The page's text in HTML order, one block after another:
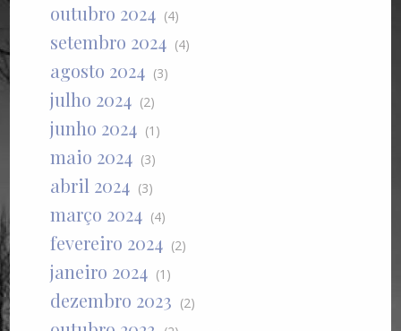
outubro 2024 (4)
setembro 2024 (4)
agosto 2024 (3)
julho 2024 (2)
junho 2024 (1)
maio 2024 (3)
abril 2024 (3)
março 2024 (4)
fevereiro 2024 (2)
janeiro 2024 (1)
dezembro 2023 (2)